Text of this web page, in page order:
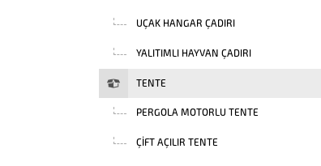
UÇAK HANGAR ÇADIRI
YALITIMLI HAYVAN ÇADIRI
TENTE
PERGOLA MOTORLU TENTE
ÇIFT AÇILIR TENTE